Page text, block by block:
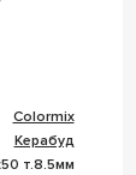
Colormix
Керабуд
т.8.5мм